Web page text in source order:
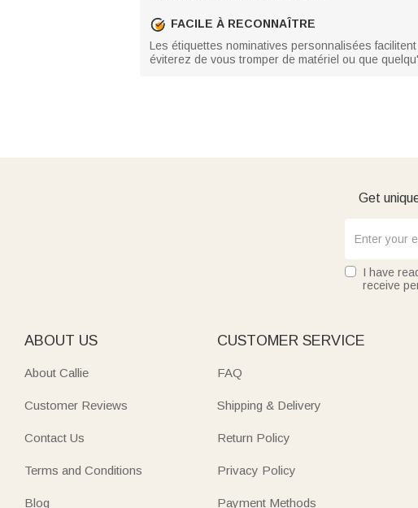
FACILE À RECONNAÎTRE
Les étiquettes nominatives personnalisées
éviterez de vous tromper de matériel ou que
Get
I have
receive
ABOUT US
About Callie
Customer Reviews
Contact Us
Terms and Conditions
Blog
CUSTOMER SERVICE
FAQ
Shipping & Delivery
Return Policy
Privacy Policy
Payment Methods